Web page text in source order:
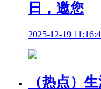
日，邀您
2025-12-19
（热点）